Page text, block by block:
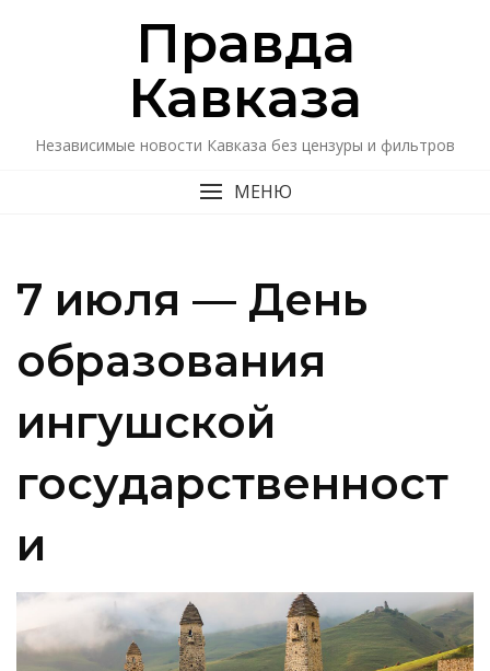
Правда
Кавказa
Независимые новости Кавказа без цензуры и фильтров
МЕНЮ
7 июля — День
образования
ингушской
государственност
и